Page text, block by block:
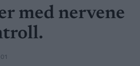
med nervene